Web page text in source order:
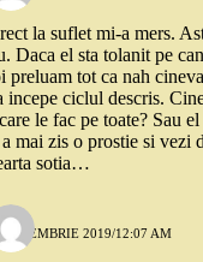
la suflet mi-a mers.
Daca el sta tolanit pe
preluam tot ca nah
incepe ciclul descris.
le fac pe toate? Sau
mai zis o prostie si vezi
sotia…
NOIEMBRIE 2019/12:07 AM